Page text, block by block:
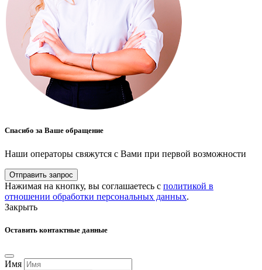
Спасибо за Ваше обращение
Наши операторы свяжутся с Вами при первой возможности
Отправить запрос
Нажимая на кнопку, вы соглашаетесь с политикой в
отношении обработки персональных данных.
Закрыть
Оставить контактные данные
Имя